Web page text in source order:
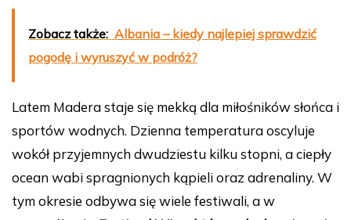
Zobacz także: Albania – kiedy najlepiej sprawdzić
pogodę i wyruszyć w podróż?
Latem Madera staje się mekką dla miłośników słońca i
sportów wodnych. Dzienna temperatura oscyluje
wokół przyjemnych dwudziestu kilku stopni, a ciepły
ocean wabi spragnionych kąpieli oraz adrenaliny. W
tym okresie odbywa się wiele festiwali, a w